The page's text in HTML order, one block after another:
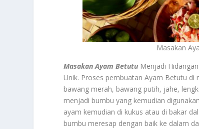
Masakan
Masakan Ayam Betutu Menjadi
Unik. Proses pembuatan Ayam Betutu
bawang merah, bawang putih, jahe,
menjadi bumbu yang kemudian
ayam kemudian di kukus atau di bakar
bumbu meresap dengan baik ke dalam